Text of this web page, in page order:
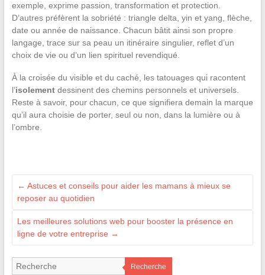
exemple, exprime passion, transformation et protection.
D’autres préfèrent la sobriété : triangle delta, yin et yang, flèche,
date ou année de naissance. Chacun bâtit ainsi son propre
langage, trace sur sa peau un itinéraire singulier, reflet d’un
choix de vie ou d’un lien spirituel revendiqué.
À la croisée du visible et du caché, les tatouages qui racontent
l’isolementdessinent des chemins personnels et universels.
Reste à savoir, pour chacun, ce que signifiera demain la marque
qu’il aura choisie de porter, seul ou non, dans la lumière ou à
l’ombre.
← Astuces et conseils pour aider les mamans à mieux se
reposer au quotidien
Les meilleures solutions web pour booster la présence en
ligne de votre entreprise →
Recherche